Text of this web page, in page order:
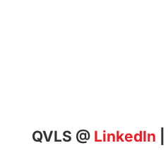
QVLS @ LinkedIn